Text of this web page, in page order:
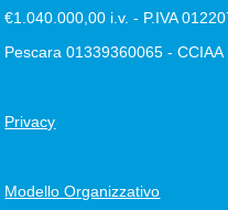
€1.040.000,00 i.v. - P.IVA
Pescara 01339360065 - CCIAA
Privacy
Modello Organizzativo